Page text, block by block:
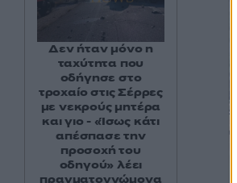
Δεν ήταν μόνο η
ταχύτητα που
οδήγησε στο
τροχαίο στις Σέρρες
με νεκρούς μητέρα
και γιο - «Ίσως κάτι
απέσπασε την
προσοχή του
οδηγού» λέει
πραγματογνώμονα